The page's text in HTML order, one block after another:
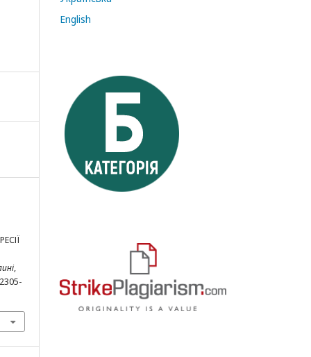
,
English